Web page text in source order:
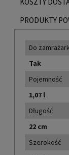
CENA NIE
PRODUKTY
Do
Tak
Pojemność
1,07 l
Długość
22 cm
Szerokość